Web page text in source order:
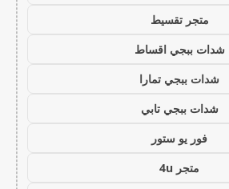
متجر تقسيط
شدات ببجي اقساط
شدات ببجي تمارا
شدات ببجي تابي
فور يو ستور
متجر 4u